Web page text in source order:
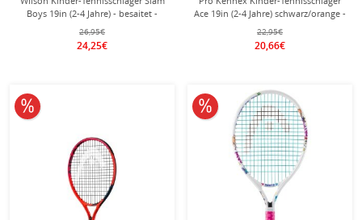
Boys 19in (2-4 Jahre) - besaitet -
26,95€
24,25€
Ace 19in (2-4 Jahre) schwarz/orange -
besaitet -
22,95€
20,66€
10% reduziert 10% reduziert